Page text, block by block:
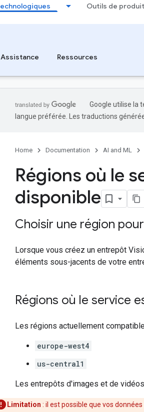
Outils de
Assistance Ressources
Google utilise la
langue préférée. Les traductions
Home Documentation AI and ML
Régions où le
disponible
Choisir une région
Lorsque vous créez un entrepôt
éléments sous-jacents de votre
Régions où le service
Les régions actuellement
europe-west4
us-central1
Les entrepôts d'images et de
Limitation : il est possible que vos